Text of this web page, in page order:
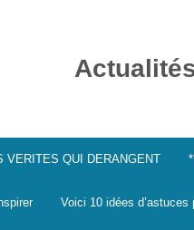
VERITES QUI DERANGENT
Voici 10 idées